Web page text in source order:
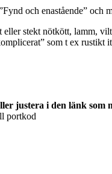
och enastående” och
eller stekt nötkött, lamm,
som t ex
justera i den länk som
portkod